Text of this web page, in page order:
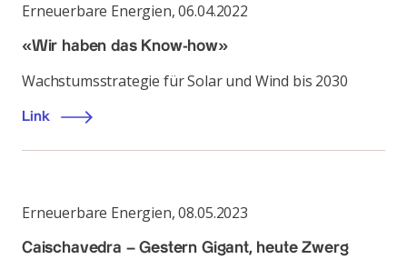
Erneuerbare Energien,06.04.2022
«Wir haben das Know-how»
Wachstumsstrategie für Solar und Wind bis 2030
Link
Erneuerbare Energien,08.05.2023
Caischavedra – Gestern Gigant, heute Zwerg